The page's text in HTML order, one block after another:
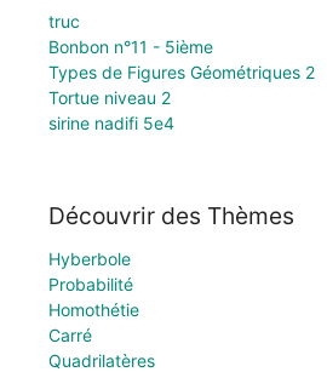
truc
Bonbon n°11 - 5ième
Types de Figures Géométriques 2
Tortue niveau 2
sirine nadifi 5e4
Découvrir des Thèmes
Hyberbole
Probabilité
Homothétie
Carré
Quadrilatères